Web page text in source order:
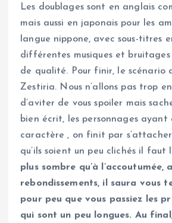
Les doublages sont en anglais
mais aussi en japonais pour les
langue nippone, avec sous-titres
différentes musiques et bruitages
de qualité. Pour finir, le scénario
Zestiria. Nous n’allons pas trop
d’aviter de vous spoiler mais
bien écrit, les personnages ayant
caractère , on finit par
qu’ils soient un peu clichés il faut
plus sombre qu’à l’accoutumée,
rebondissements, il saura vous
pour peu que vous passiez les
qui sont un peu longues. Au